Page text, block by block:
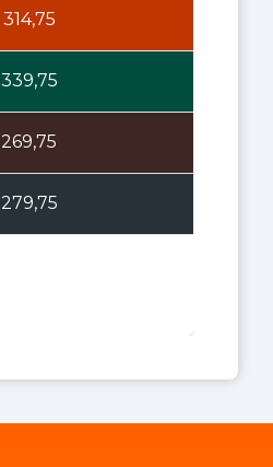
314,75
339,75
269,75
279,75